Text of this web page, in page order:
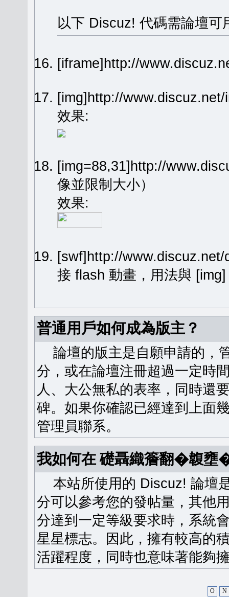
以下 Discuz! 代碼需論壇可
[iframe]http://
[img]http://
效果:
[img=88,31]http://
像並限制大小）
效果:
[swf]http://
接 flash 動畫，用法與
普通用戶如何成為版主？
論壇的版主是自願申請的，
分，或在論壇注冊超過一定時
人、大公無私的表率，同時還
碑。如果你確認已經達到上面
管理員聯系。
我如何在 礎聶織簷翻�䪖壅
本站所使用的 Discuz! 論壇
分可以參考您的發帖量，其他
分達到一定等級要求時，系統
星星標志。因此，擁有較高的
活躍程度，同時也意味著能夠
O N